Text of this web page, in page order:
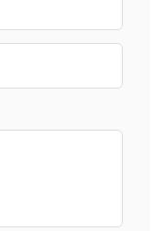
做出明智的決策。如果
我們非常珍惜您的寶貴
題，並將積極努力尋找